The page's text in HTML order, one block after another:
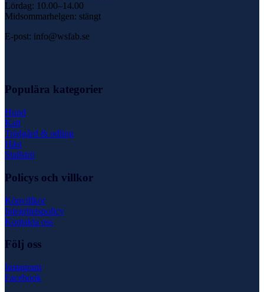
Lördag: 10.00–14.00
Midsommarhelgen: stängt
E-post: info@wsfab.se
Populära kategorier
Hund
Katt
Trädgård & odling
Häst
Stallströ
Policys och villkor
Köpvillkor
Integritetspolicy
Kontakta oss
Följ oss
Instagram
Facebook